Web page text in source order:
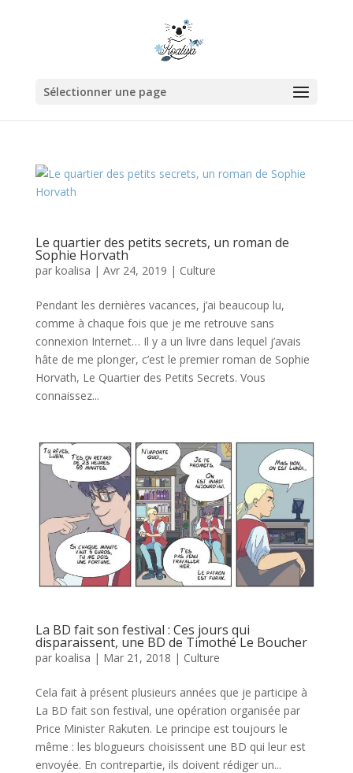
Sélectionner une page
Le quartier des petits secrets, un roman de
Sophie Horvath
par koalisa | Avr 24, 2019 | Culture
Pendant les dernières vacances, j’ai beaucoup lu,
comme à chaque fois que je me retrouve sans
connexion Internet… Il y a un livre dans lequel j’avais
hâte de me plonger, c’est le premier roman de Sophie
Horvath, Le Quartier des Petits Secrets. Vous
connaissez...
La BD fait son festival : Ces jours qui
disparaissent, une BD de Timothé Le Boucher
par koalisa | Mar 21, 2018 | Culture
Cela fait à présent plusieurs années que je participe à
La BD fait son festival, une opération organisée par
Price Minister Rakuten. Le principe est toujours le
même : les blogueurs choisissent une BD qui leur est
envoyée. En contrepartie, ils doivent rédiger un...